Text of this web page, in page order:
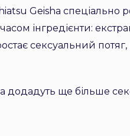
Geisha спеціально
інгредієнти:
сексуальний
додадуть ще більше